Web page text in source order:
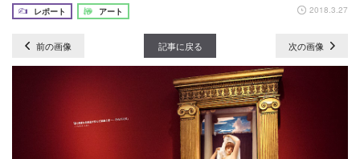
レポート
アート 2018.3.27
前の画像 記事に戻る 次の画像